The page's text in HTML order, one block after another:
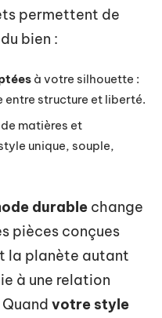
permettent de
bien :
à votre silhouette :
entre structure et liberté.
matières et
unique, souple,
durable change
pièces conçues
la planète autant
à une relation
votre style